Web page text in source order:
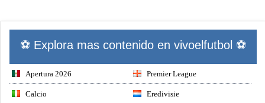
⚽ Explora mas contenido en vivoelfutbol ⚽
Apertura 2026 Premier League
Calcio Eredivisie